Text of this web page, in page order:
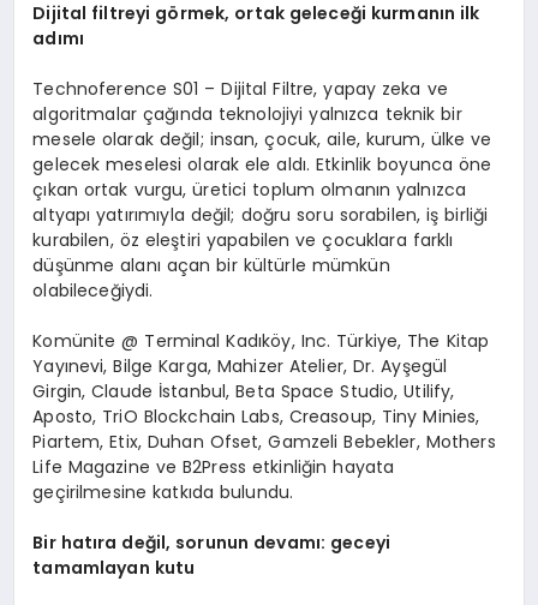
Dijital filtreyi görmek, ortak geleceği kurmanın ilk
adımı
Technoference S01 – Dijital Filtre, yapay zeka ve
algoritmalar çağında teknolojiyi yalnızca teknik bir
mesele olarak değil; insan, çocuk, aile, kurum, ülke ve
gelecek meselesi olarak ele aldı. Etkinlik boyunca öne
çıkan ortak vurgu, üretici toplum olmanın yalnızca
altyapı yatırımıyla değil; doğru soru sorabilen, iş birliği
kurabilen, öz eleştiri yapabilen ve çocuklara farklı
düşünme alanı açan bir kültürle mümkün
olabileceğiydi.
Komünite @ Terminal Kadıköy, Inc. Türkiye, The Kitap
Yayınevi, Bilge Karga, Mahizer Atelier, Dr. Ayşegül
Girgin, Claude İstanbul, Beta Space Studio, Utilify,
Aposto, TriO Blockchain Labs, Creasoup, Tiny Minies,
Piartem, Etix, Duhan Ofset, Gamzeli Bebekler, Mothers
Life Magazine ve B2Press etkinliğin hayata
geçirilmesine katkıda bulundu.
Bir hatıra değil, sorunun devamı: geceyi
tamamlayan kutu